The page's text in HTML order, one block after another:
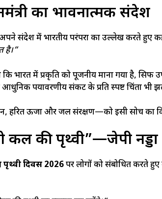
का भावनात्मक संदेश
अपने संदेश में भारतीय परंपरा का उल्लेख करते हुए
है।”
भारत में प्रकृति को पूजनीय माना गया है, सिर्फ
पर्यावरणीय संकट के प्रति स्पष्ट चिंता भी
हरित ऊर्जा और जल संरक्षण—को इसी सोच का
की पृथ्वी”—जेपी नड्डा
पृथ्वी दिवस 2026पर लोगों को संबोधित करते